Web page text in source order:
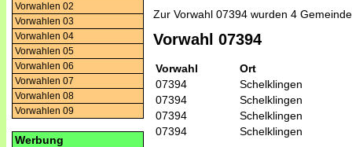
Vorwahlen 02
Vorwahlen 03
Vorwahlen 04
Vorwahlen 05
Vorwahlen 06
Vorwahlen 07
Vorwahlen 08
Vorwahlen 09
Werbung
Zur Vorwahl 07394 wurden 4
Vorwahl 07394
Vorwahl
Ort
07394
Schelklingen
07394
Schelklingen
07394
Schelklingen
07394
Schelklingen